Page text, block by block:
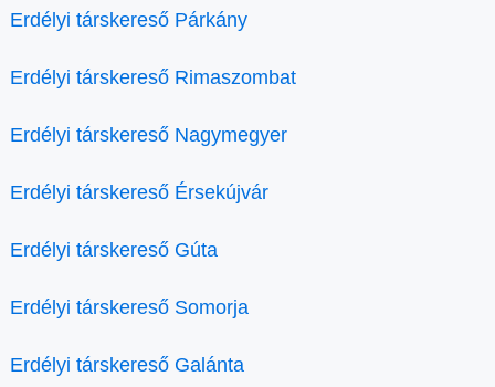
Erdélyi társkereső Párkány
Erdélyi társkereső Rimaszombat
Erdélyi társkereső Nagymegyer
Erdélyi társkereső Érsekújvár
Erdélyi társkereső Gúta
Erdélyi társkereső Somorja
Erdélyi társkereső Galánta